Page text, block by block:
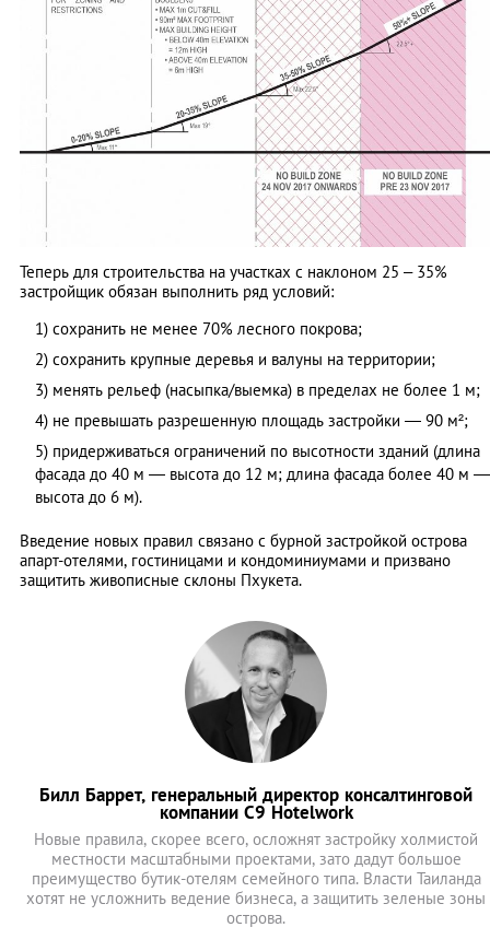
Теперь для строительства на участках с наклоном 25 – 35%
застройщик обязан выполнить ряд условий:
1) сохранить не менее 70% лесного покрова;
2) сохранить крупные деревья и валуны на территории;
3) менять рельеф (насыпка/выемка) в пределах не более 1 м;
4) не превышать разрешенную площадь застройки — 90 м²;
5) придерживаться ограничений по высотности зданий (длина
фасада до 40 м — высота до 12 м; длина фасада более 40 м —
высота до 6 м).
Введение новых правил связано с бурной застройкой острова
апарт-отелями, гостиницами и кондоминиумами и призвано
защитить живописные склоны Пхукета.
Билл Баррет, генеральный директор консалтинговой
компании C9 Hotelwork
Новые правила, скорее всего, осложнят застройку холмистой
местности масштабными проектами, зато дадут большое
преимущество бутик-отелям семейного типа. Власти Таиланда
хотят не усложнить ведение бизнеса, а защитить зеленые зоны
острова.